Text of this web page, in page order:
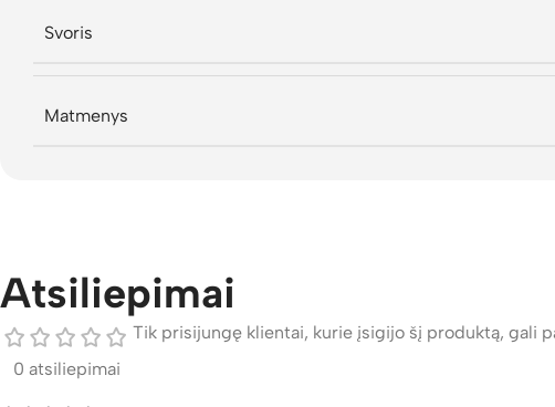
Svoris
Matmenys
Atsiliepimai
0 atsiliepimai
Tik prisijungę klientai, kurie įsigijo šį produktą, gali